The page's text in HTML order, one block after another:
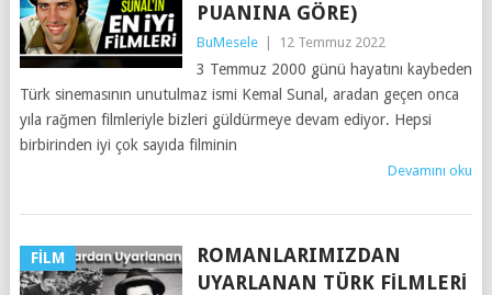
PUANINA GÖRE)
BuMesele 12 Temmuz 2022
3 Temmuz 2000 günü hayatını kaybeden
Türk sinemasının unutulmaz ismi Kemal Sunal, aradan geçen onca
yıla rağmen filmleriyle bizleri güldürmeye devam ediyor. Hepsi
birbirinden iyi çok sayıda filminin
Devamını oku
FILM
ROMANLARIMIZDAN
UYARLANAN TÜRK FILMLERI